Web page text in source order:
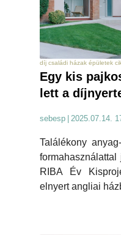
díj családi házak épületek
Egy kis
lett a
sebesp 2025.07.14.
Találékony
RIBA Év
elnyert angliai